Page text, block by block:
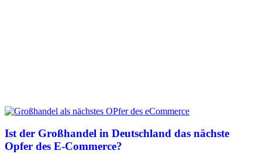
Ist der Großhandel in Deutschland das nächste
Opfer des E-Commerce?